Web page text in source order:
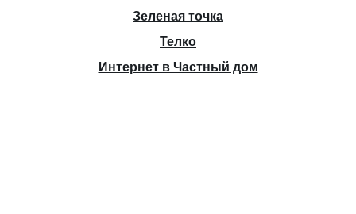
Зеленая точка
Телко
Интернет в Частный дом